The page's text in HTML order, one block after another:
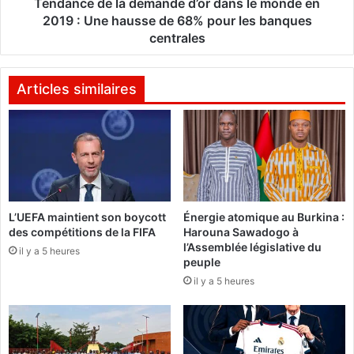
d
l
l
e
é
t
e
d
e
o
r
d
a
e
m
o
Tendance de la demande d’or dans le monde en
2019 : Une hausse de 68% pour les banques
centrales
Articles similaires
L’UEFA maintient son boycott
des compétitions de la FIFA
il y a 5 heures
Énergie atomique au Burkina :
Harouna Sawadogo à
l’Assemblée législative du
peuple
il y a 5 heures